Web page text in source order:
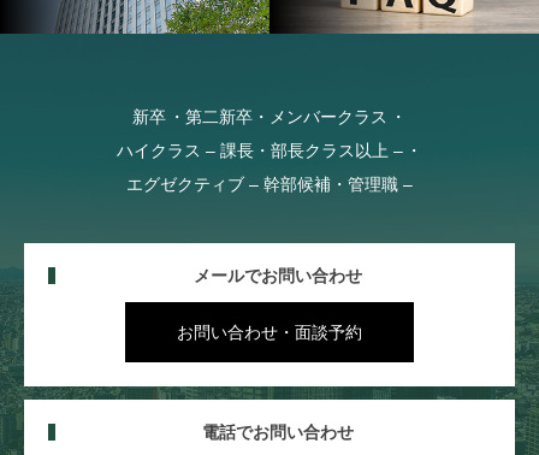
新卒
第二新卒・メンバークラス
ハイクラス – 課長・部長クラス以上 –
エグゼクティブ – 幹部候補・管理職 –
メールでお問い合わせ
お問い合わせ・面談予約
電話でお問い合わせ